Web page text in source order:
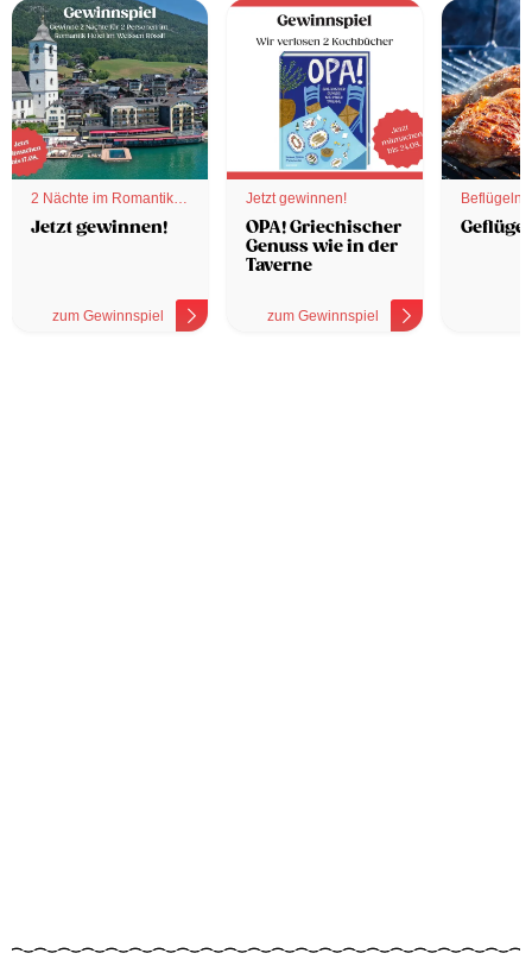
2 Nächte im Romantik
Hotel
Jetzt gewinnen!
zum Gewinnspiel
Jetzt gewinnen!
OPA! Griechischer
Genuss wie in der
Taverne
zum Gewinnspiel